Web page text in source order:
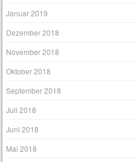
Januar 2019
Dezember 2018
November 2018
Oktober 2018
September 2018
Juli 2018
Juni 2018
Mai 2018